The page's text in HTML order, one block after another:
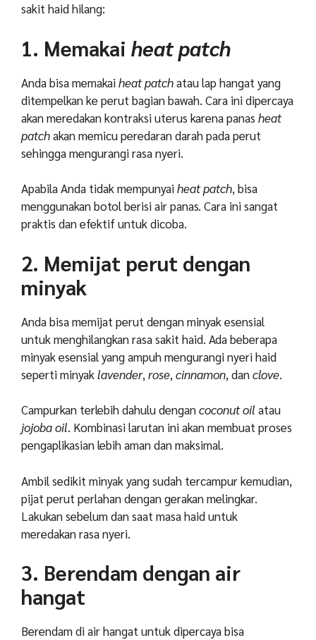
sakit haid hilang:
1. Memakai heat patch
Anda bisa memakaiheat patchatau lap hangat yang
ditempelkan ke perut bagian bawah. Cara ini dipercaya
akan meredakan kontraksi uterus karena panas heat
patchakan memicu peredaran darah pada perut
sehingga mengurangi rasa nyeri.
Apabila Anda tidak mempunyaiheat patch, bisa
menggunakan botol berisi air panas. Cara ini sangat
praktis dan efektif untuk dicoba.
2. Memijat perut dengan
minyak
Anda bisa memijat perut dengan minyak esensial
untuk menghilangkan rasa sakit haid. Ada beberapa
minyak esensial yang ampuh mengurangi nyeri haid
seperti minyaklavender, rose, cinnamon, danclove.
Campurkan terlebih dahulu dengancoconut oil atau
jojoba oil. Kombinasi larutan ini akan membuat proses
pengaplikasian lebih aman dan maksimal.
Ambil sedikit minyak yang sudah tercampur kemudian,
pijat perut perlahan dengan gerakan melingkar.
Lakukan sebelum dan saat masa haid untuk
meredakan rasa nyeri.
3. Berendam dengan air
hangat
Berendam di air hangat untuk dipercaya bisa